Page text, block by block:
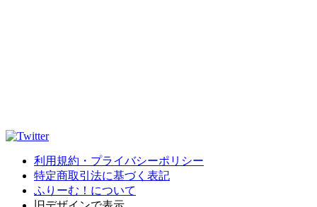
利用規約・プライバシーポリシー
特定商取引法に基づく表記
ふりーむ！について